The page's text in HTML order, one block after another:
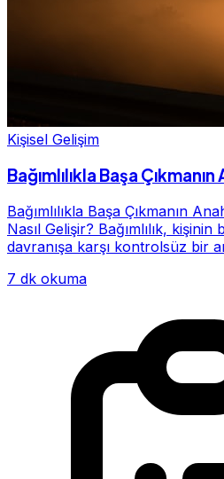
Kişisel Gelişim
Bağımlılıkla Başa Çıkmanın
Bağımlılıkla Başa Çıkmanın
Nasıl Gelişir? Bağımlılık,
davranışa karşı kontrolsüz bir
7 dk okuma